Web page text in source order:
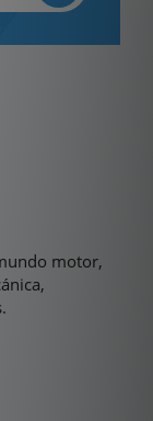
motor,